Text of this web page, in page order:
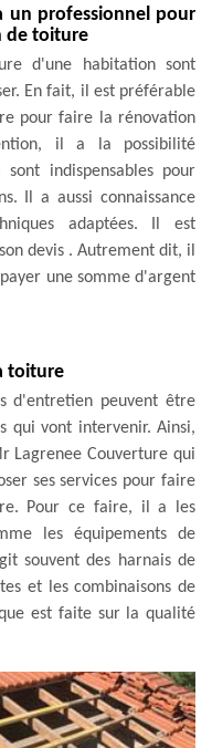
un professionnel pour
de toiture
d'une habitation sont
En fait, il est préférable
pour faire la rénovation
il a la possibilité
indispensables pour
Il a aussi connaissance
adaptées. Il est
devis . Autrement dit, il
une somme d'argent
toiture
d'entretien peuvent être
qui vont intervenir. Ainsi,
Lagrenee Couverture qui
ses services pour faire
Pour ce faire, il a les
les équipements de
souvent des harnais de
et les combinaisons de
est faite sur la qualité